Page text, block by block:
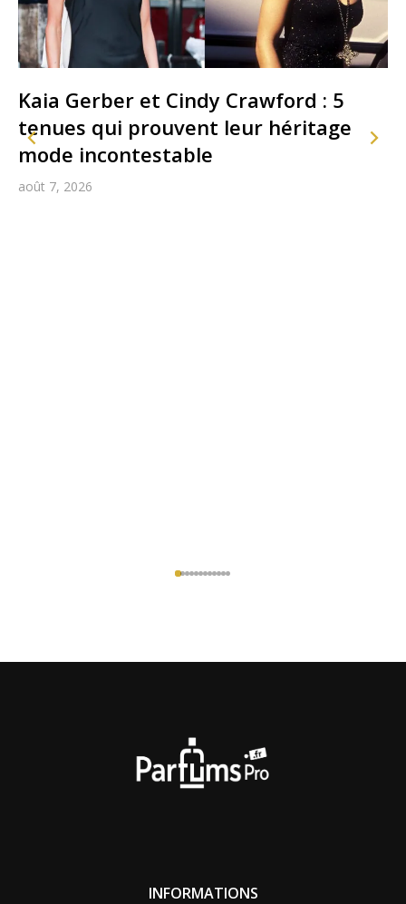
Kaia Gerber et Cindy Crawford : 5
tenues qui prouvent leur héritage
mode incontestable
août 7, 2026
INFORMATIONS